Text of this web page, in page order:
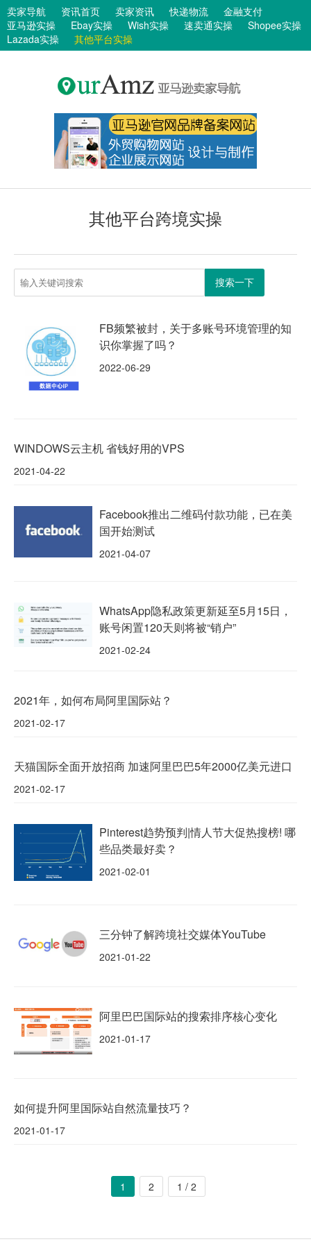
卖家导航 资讯首页 卖家资讯 快递物流
金融支付
亚马逊实操
Ebay实操 Wish实操 速卖通实操
Shopee实操
Lazada实操
其他平台实操
其他平台跨境实操
FB频繁被封，关于多账号环境管理的知
识你掌握了吗？
2022-06-29
WINDOWS云主机 省钱好用的VPS
2021-04-22
Facebook推出二维码付款功能，已在美
国开始测试
2021-04-07
WhatsApp隐私政策更新延至5月15日，
账号闲置120天则将被“销户”
2021-02-24
2021年，如何布局阿里国际站？
2021-02-17
天猫国际全面开放招商 加速阿里巴巴5年2000亿美元进口
2021-02-17
Pinterest趋势预判|情人节大促热搜榜! 哪
些品类最好卖？
2021-02-01
三分钟了解跨境社交媒体YouTube
2021-01-22
阿里巴巴国际站的搜索排序核心变化
2021-01-17
如何提升阿里国际站自然流量技巧？
2021-01-17
1 2 1 / 2